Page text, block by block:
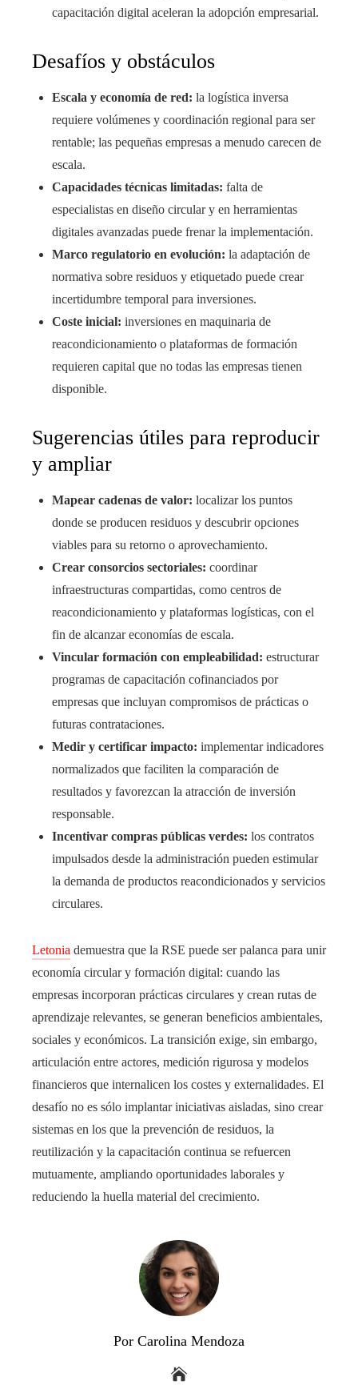
capacitación digital aceleran la adopción empresarial.
Desafíos y obstáculos
Escala y economía de red: la logística inversa
requiere volúmenes y coordinación regional para ser
rentable; las pequeñas empresas a menudo carecen de
escala.
Capacidades técnicas limitadas: falta de
especialistas en diseño circular y en herramientas
digitales avanzadas puede frenar la implementación.
Marco regulatorio en evolución: la adaptación de
normativa sobre residuos y etiquetado puede crear
incertidumbre temporal para inversiones.
Coste inicial: inversiones en maquinaria de
reacondicionamiento o plataformas de formación
requieren capital que no todas las empresas tienen
disponible.
Sugerencias útiles para reproducir
y ampliar
Mapear cadenas de valor: localizar los puntos
donde se producen residuos y descubrir opciones
viables para su retorno o aprovechamiento.
Crear consorcios sectoriales: coordinar
infraestructuras compartidas, como centros de
reacondicionamiento y plataformas logísticas, con el
fin de alcanzar economías de escala.
Vincular formación con empleabilidad: estructurar
programas de capacitación cofinanciados por
empresas que incluyan compromisos de prácticas o
futuras contrataciones.
Medir y certificar impacto: implementar indicadores
normalizados que faciliten la comparación de
resultados y favorezcan la atracción de inversión
responsable.
Incentivar compras públicas verdes: los contratos
impulsados desde la administración pueden estimular
la demanda de productos reacondicionados y servicios
circulares.
Letonia demuestra que la RSE puede ser palanca para unir
economía circular y formación digital: cuando las
empresas incorporan prácticas circulares y crean rutas de
aprendizaje relevantes, se generan beneficios ambientales,
sociales y económicos. La transición exige, sin embargo,
articulación entre actores, medición rigurosa y modelos
financieros que internalicen los costes y externalidades. El
desafío no es sólo implantar iniciativas aisladas, sino crear
sistemas en los que la prevención de residuos, la
reutilización y la capacitación continua se refuercen
mutuamente, ampliando oportunidades laborales y
reduciendo la huella material del crecimiento.
Por Carolina Mendoza